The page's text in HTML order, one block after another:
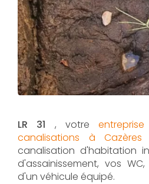
LR 31 , votre
canalisations à Cazères
canalisation d'habitation
d'assainissement, vos
d'un véhicule équipé.